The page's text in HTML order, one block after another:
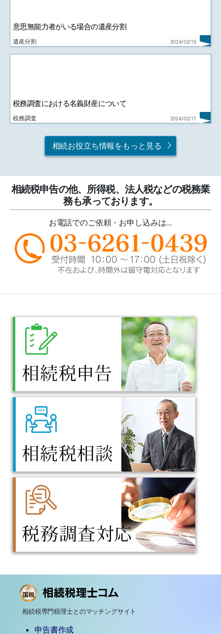
意思無能力者がいる場合の遺産分割
遺産分割 2024/02/15
税務調査における名義財産について
税務調査 2024/02/17
相続お役立ち情報をもっと見る
相続税申告の他、所得税、法人税などの税務業
務も承っております。
お電話でのご依頼・お申し込みは…
相続税専門税理士とのマッチングサイト
申告書作成